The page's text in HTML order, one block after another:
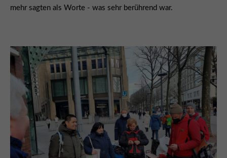
mehr sagten als Worte - was sehr berührend war.